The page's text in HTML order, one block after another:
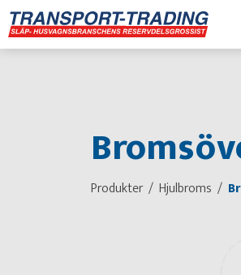
Produkter Hjulbroms